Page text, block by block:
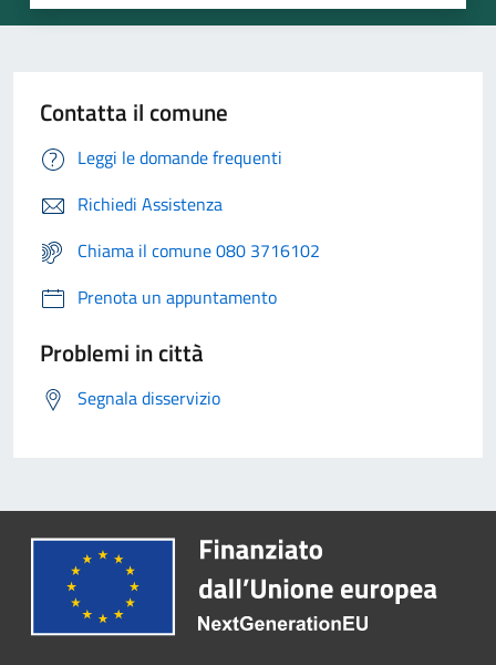
Contatta il comune
Leggi le domande frequenti
Richiedi Assistenza
Chiama il comune 080 3716102
Prenota un appuntamento
Problemi in città
Segnala disservizio